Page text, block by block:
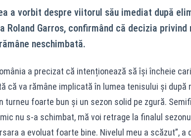
a vorbit despre viitorul său imediat după
Roland Garros, confirmând că decizia
neschimbată.
a precizat că intenționează să își încheie
că va rămâne implicată în lumea tenisului și după
turneu foarte bun și un sezon solid pe zgură.
nu s-a schimbat, mă voi retrage la finalul
a evoluat foarte bine. Nivelul meu a scăzut”, a